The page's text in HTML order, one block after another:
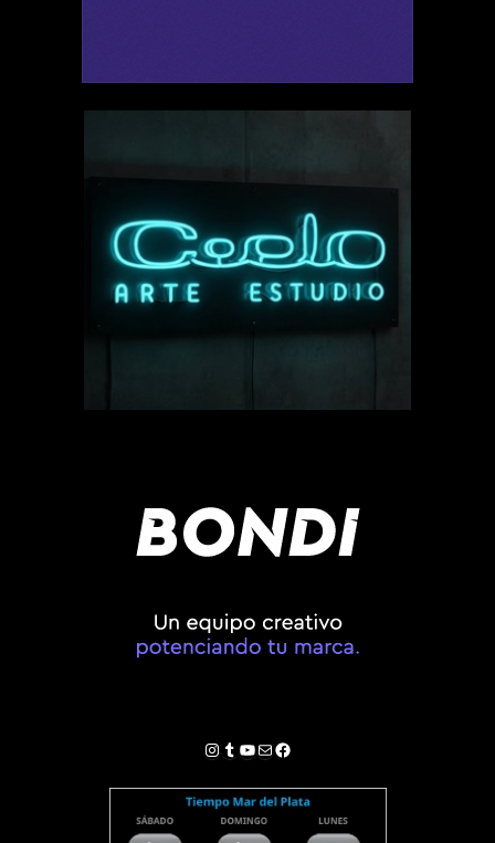
Instagram
Tumblr
YouTube
Correo electrónico
Facebook